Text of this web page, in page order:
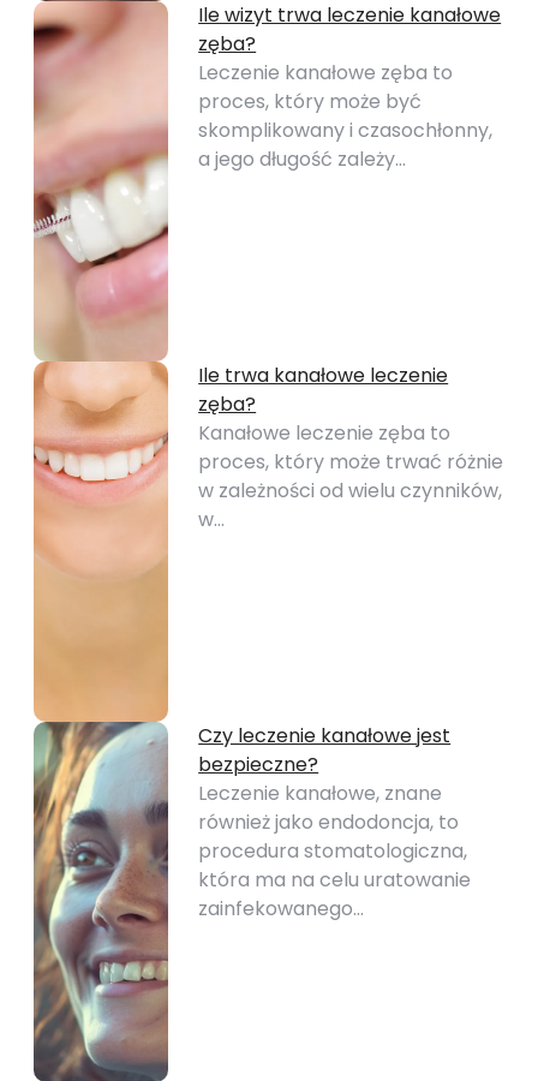
Ile wizyt trwa leczenie kanałowe
zęba?
Leczenie kanałowe zęba to
proces, który może być
skomplikowany i czasochłonny,
a jego długość zależy…
Ile trwa kanałowe leczenie
zęba?
Kanałowe leczenie zęba to
proces, który może trwać różnie
w zależności od wielu czynników,
w…
Czy leczenie kanałowe jest
bezpieczne?
Leczenie kanałowe, znane
również jako endodoncja, to
procedura stomatologiczna,
która ma na celu uratowanie
zainfekowanego…